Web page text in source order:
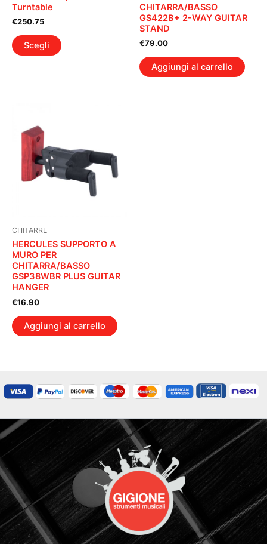
Turntable
€250.75
Scegli
prodotto
essere
scelte
nella
CHITARRA/BASSO
GS422B+ 2-WAY GUITAR
STAND
€79.00
Aggiungi al carrello
CHITARRE
HERCULES SUPPORTO A
MURO PER
CHITARRA/BASSO
GSP38WBR PLUS GUITAR
HANGER
€16.90
Aggiungi al carrello